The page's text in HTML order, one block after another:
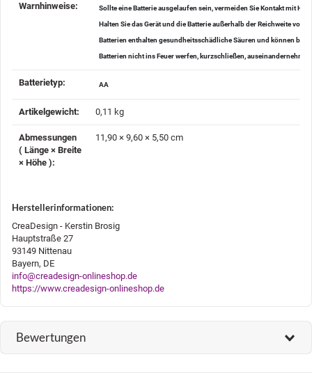
Warnhinweise‍: Sollte eine Batterie ausgelaufen sein, vermeiden Sie Kontakt mit
Halten Sie das Gerät und die Batterie außerhalb der Reichweite von
Batterien enthalten gesundheitsschädliche Säuren und können bei
Batterien nicht ins Feuer werfen, kurzschließen, auseinandernehmen
Batterietyp‍: AA
Artikelgewicht‍: 0,11 kg
Abmessungen
( Länge × Breite
× Höhe )‍:
11,90 × 9,60 × 5,50 cm
Herstellerinformationen:
CreaDesign - Kerstin Brosig
Hauptstraße 27
93149 Nittenau
Bayern, DE
info@creadesign-onlineshop.de
https://www.creadesign-onlineshop.de
Bewertungen